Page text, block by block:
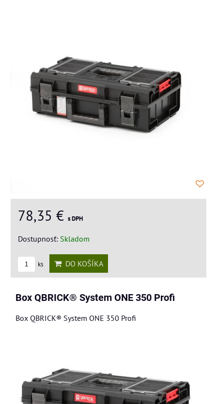
78,35 € s DPH
Dostupnosť: Skladom
ks DO KOŠÍKA
Box QBRICK® System ONE 350 Profi
Box QBRICK® System ONE 350 Profi